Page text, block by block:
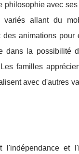
avec
allant du
animations pour
dans la possibilité
familles
avec d'autres
l'indépendance et